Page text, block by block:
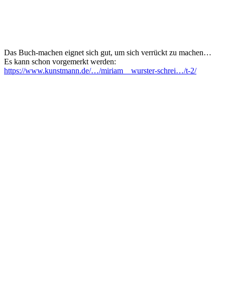
Das Buch-machen eignet sich gut, um sich verrückt zu machen…
Es kann schon vorgemerkt werden:
https://www.kunstmann.de/…/miriam__wurster-schrei…/t-2/